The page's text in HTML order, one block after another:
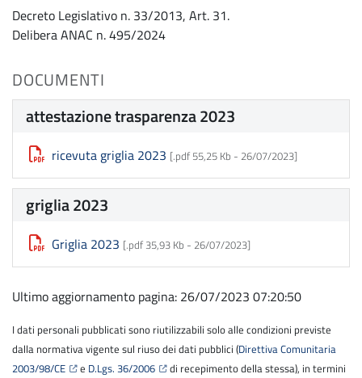
Decreto Legislativo n. 33/2013, Art. 31.
Delibera ANAC n. 495/2024
DOCUMENTI
attestazione trasparenza 2023
ricevuta griglia 2023 [.pdf 55,25 Kb - 26/07/2023]
griglia 2023
Griglia 2023 [.pdf 35,93 Kb - 26/07/2023]
Ultimo aggiornamento pagina: 26/07/2023 07:20:50
I dati personali pubblicati sono riutilizzabili solo alle condizioni previste
dalla normativa vigente sul riuso dei dati pubblici (Direttiva Comunitaria
2003/98/CE
e D.Lgs. 36/2006
di recepimento della stessa), in termini